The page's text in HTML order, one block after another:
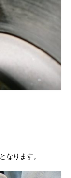
となります。